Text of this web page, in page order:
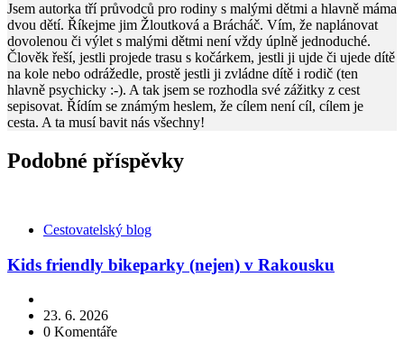
Jsem autorka tří průvodců pro rodiny s malými dětmi a hlavně máma
dvou dětí. Říkejme jim Žloutková a Brácháč. Vím, že naplánovat
dovolenou či výlet s malými dětmi není vždy úplně jednoduché.
Člověk řeší, jestli projede trasu s kočárkem, jestli ji ujde či ujede dítě
na kole nebo odrážedle, prostě jestli ji zvládne dítě i rodič (ten
hlavně psychicky :-). A tak jsem se rozhodla své zážitky z cest
sepisovat. Řídím se známým heslem, že cílem není cíl, cílem je
cesta. A ta musí bavit nás všechny!
Podobné příspěvky
KategorieCestovatelský blog
Kids friendly bikeparky (nejen) v Rakousku
23. 6. 2026
0 Komentáře